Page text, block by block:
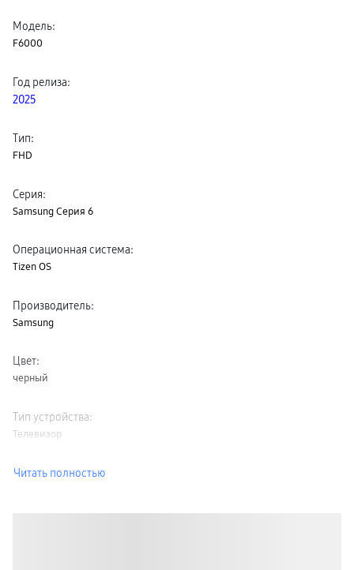
Модель:
F6000
Год релиза:
2025
Тип:
FHD
Серия:
Samsung Серия 6
Операционная система:
Tizen OS
Производитель:
Samsung
Цвет:
черный
Тип устройства:
Телевизор
Читать полностью